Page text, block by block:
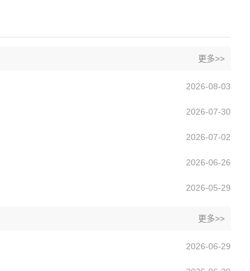
更多>>
2026-08-03
2026-07-30
2026-07-02
2026-06-26
2026-05-29
更多>>
2026-06-29